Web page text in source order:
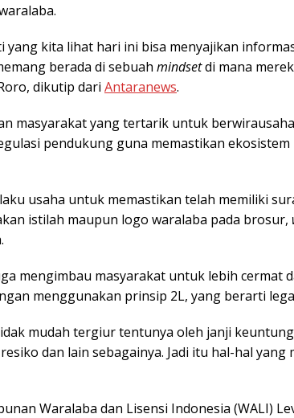
yang kita lihat hari ini bisa menyajikan
berada di sebuah mindsetdi mana
dikutip dari Antaranews.
masyarakat yang tertarik untuk
pendukung guna memastikan
usaha untuk memastikan telah memiliki
istilah maupun logo waralaba pada brosur,
mengimbau masyarakat untuk lebih cermat
menggunakan prinsip 2L, yang berarti
mudah tergiur tentunya oleh janji
dan lain sebagainya. Jadi itu hal-hal yang
Waralaba dan Lisensi Indonesia (WALI)